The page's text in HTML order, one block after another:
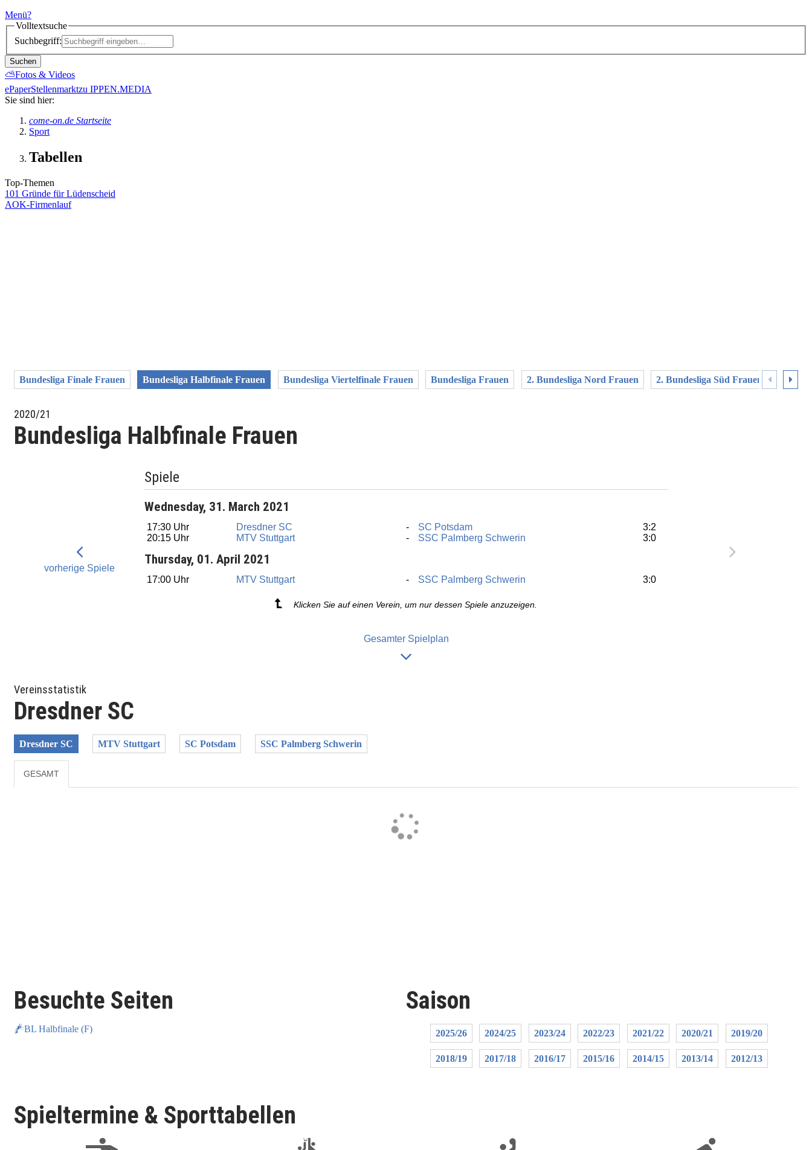
Menü?
Volltextsuche
Suchbegriff:
Suchen
⛅Fotos & Videos
ePaperStellenmarktzu IPPEN.MEDIA
Sie sind hier:
come-on.de Startseite
Sport
Tabellen
Top-Themen
101 Gründe für Lüdenscheid
AOK-Firmenlauf
Bundesliga Finale Frauen Bundesliga Halbfinale Frauen Bundesliga Viertelfinale Frauen Bundesliga Frauen 2. Bundesliga Nord Frauen 2. Bundesliga Süd Frauen 3.
2020/21
Bundesliga Halbfinale Frauen
vorherige Spiele
Spiele
Wednesday, 31. March 2021
17:30 Uhr Dresdner SC SC Potsdam
3:2
20:15 Uhr
MTV Stuttgart SSC Palmberg Schwerin 3:0
Thursday, 01. April 2021
17:00 Uhr MTV Stuttgart SSC Palmberg Schwerin 3:0
Klicken Sie auf einen Verein, um nur dessen Spiele anzuzeigen.
Gesamter Spielplan
Vereinsstatistik
Dresdner SC
Dresdner SC MTV Stuttgart SC Potsdam SSC Palmberg Schwerin
GESAMT
Besuchte Seiten
BL Halbfinale (F)
Saison
2025/26 2024/25 2023/24 2022/23 2021/22 2020/21 2019/20
2018/19 2017/18 2016/17 2015/16 2014/15 2013/14 2012/13
Spieltermine & Sporttabellen